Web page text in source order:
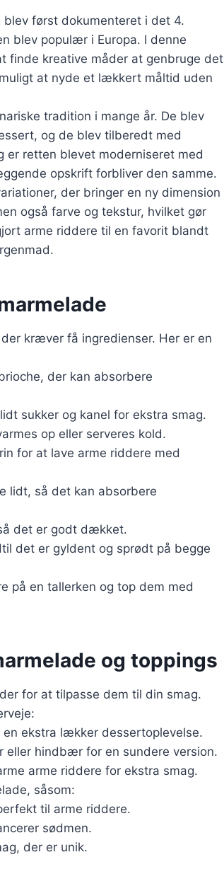
først dokumenteret i det 4.
blev populær i Europa. I denne
finde kreative måder at genbruge det
at nyde et lækkert måltid uden
tradition i mange år. De blev
og de blev tilberedt med
er retten blevet moderniseret med
opskrift forbliver den samme.
der bringer en ny dimension
også farve og tekstur, hvilket gør
arme riddere til en favorit blandt
kræver få ingredienser. Her er en
der kan absorbere
sukker og kanel for ekstra smag.
op eller serveres kold.
for at lave arme riddere med
lidt, så det kan absorbere
det er godt dækket.
det er gyldent og sprødt på begge
på en tallerken og top dem med
og toppings
for at tilpasse dem til din smag.
ekstra lækker dessertoplevelse.
hindbær for en sundere version.
arme riddere for ekstra smag.
såsom:
til arme riddere.
sødmen.
der er unik.